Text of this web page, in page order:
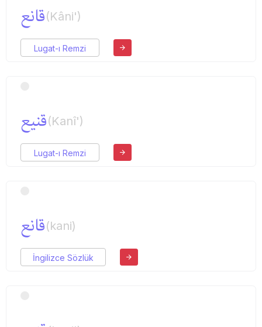
قانع(Kâni')
Lugat-ı Remzi
قنیع(Kanî')
Lugat-ı Remzi
قانع(kani)
İngilizce Sözlük